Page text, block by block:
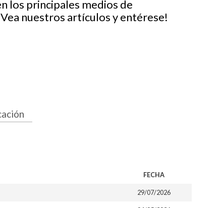
los principales medios de
nuestros artículos y entérese!
FECHA
29/07/2026